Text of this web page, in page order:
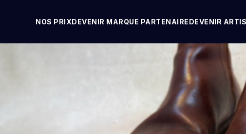
NOS PRIXDEVENIR MARQUE PARTENAIREDEVENIR